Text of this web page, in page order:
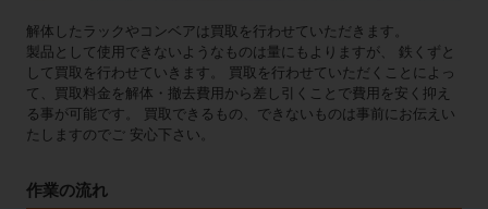
解体したラックやコンベアは買取を行わせていただきます。
製品として使用できないようなものは量にもよりますが、 鉄くずと
して買取を行わせていきます。 買取を行わせていただくことによっ
て、買取料金を解体・撤去費用から差し引くことで費用を安く抑え
る事が可能です。 買取できるもの、できないものは事前にお伝えい
たしますのでご 安心下さい。
作業の流れ